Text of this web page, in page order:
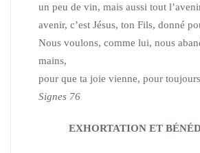
un peu de vin, mais aussi tout
avenir, c’est Jésus, ton Fils, donné
Nous voulons, comme lui, nous
mains,
pour que ta joie vienne, pour
Signes 76
EXHORTATION ET